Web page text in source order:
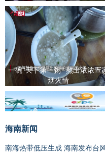
一碗“天下第一粥” 熬出浓浓疍
烟火情
海南新闻
南海热带低压生成 海南发布台